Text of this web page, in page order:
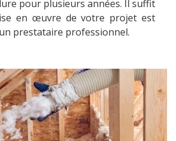
pour plusieurs années. Il suffit
en œuvre de votre projet est
prestataire professionnel.